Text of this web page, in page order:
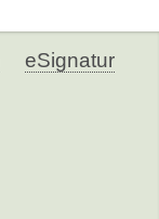
eSignatur